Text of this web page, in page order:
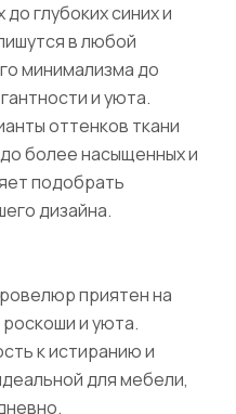
глубоких синих и
в любой
минимализма до
и уюта.
оттенков ткани
более насыщенных и
подобрать
дизайна.
приятен на
и уюта.
к истиранию и
для мебели,